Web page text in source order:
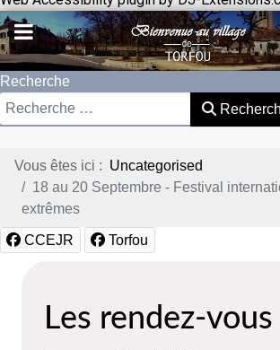
Recherche
Vous êtes ici : Uncategorised
18 au 20 Septembre - Festival
extrêmes
CCEJR Torfou
Les rendez-vous